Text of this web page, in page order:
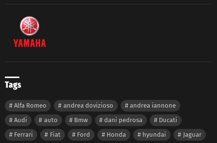
Tags
Alfa Romeo andrea dovizioso
andrea iannone
Audi
auto Bmw dani pedrosa
Ducati
Ferrari
Fiat Ford Honda hyundai
Jaguar